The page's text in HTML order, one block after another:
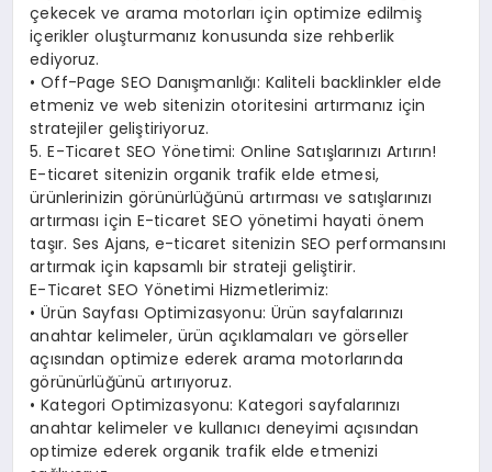
çekecek ve arama motorları için optimize edilmiş
içerikler oluşturmanız konusunda size rehberlik
ediyoruz.
• Off-Page SEO Danışmanlığı: Kaliteli backlinkler elde
etmeniz ve web sitenizin otoritesini artırmanız için
stratejiler geliştiriyoruz.
5. E-Ticaret SEO Yönetimi: Online Satışlarınızı Artırın!
E-ticaret sitenizin organik trafik elde etmesi,
ürünlerinizin görünürlüğünü artırması ve satışlarınızı
artırması için E-ticaret SEO yönetimi hayati önem
taşır. Ses Ajans, e-ticaret sitenizin SEO performansını
artırmak için kapsamlı bir strateji geliştirir.
E-Ticaret SEO Yönetimi Hizmetlerimiz:
• Ürün Sayfası Optimizasyonu: Ürün sayfalarınızı
anahtar kelimeler, ürün açıklamaları ve görseller
açısından optimize ederek arama motorlarında
görünürlüğünü artırıyoruz.
• Kategori Optimizasyonu: Kategori sayfalarınızı
anahtar kelimeler ve kullanıcı deneyimi açısından
optimize ederek organik trafik elde etmenizi